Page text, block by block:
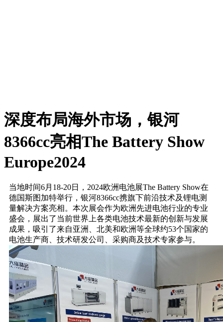
深度布局海外市场，银河
8366cc亮相The Battery Show
Europe2024
当地时间6月 18-20日， 2024欧洲电池展The Battery Show在
德国斯图加特举行，银河8366cc携旗下前沿技术及锂电测
量解决方案亮相。本次展会作为欧洲先进电池行业的专业
盛会，展出了当前世界上各类电池技术最新的创新与发展
成果，吸引了来自亚洲、北美和欧洲等全球约53个国家的
电池生产商、技术研发公司、采购商及技术专家参与。